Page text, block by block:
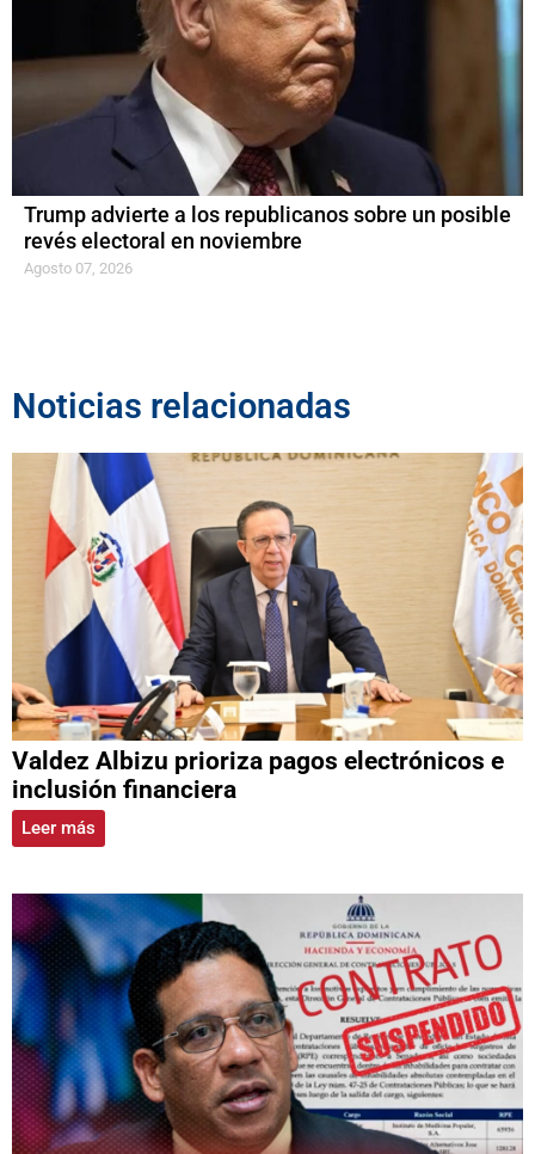
Trump advierte a los republicanos sobre un posible
revés electoral en noviembre
Agosto 07, 2026
Noticias relacionadas
Valdez Albizu prioriza pagos electrónicos e
inclusión financiera
Leer más